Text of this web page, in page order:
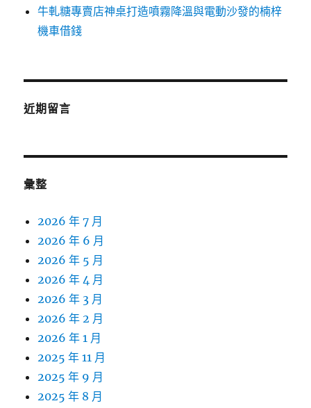
牛軋糖專賣店神桌打造噴霧降溫與電動沙發的楠梓
機車借錢
近期留言
彙整
2026 年 7 月
2026 年 6 月
2026 年 5 月
2026 年 4 月
2026 年 3 月
2026 年 2 月
2026 年 1 月
2025 年 11 月
2025 年 9 月
2025 年 8 月